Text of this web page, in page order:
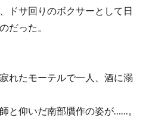
ドサ回りのボクサーとして日
だった。
れたモーテルで一人、酒に溺
と仰いだ南部贋作の姿が……。